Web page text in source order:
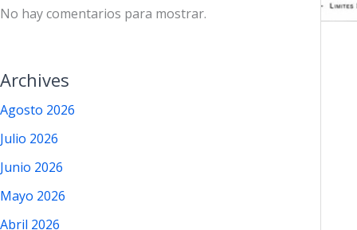
No hay comentarios para mostrar.
Archives
Agosto 2026
Julio 2026
Junio 2026
Mayo 2026
Abril 2026